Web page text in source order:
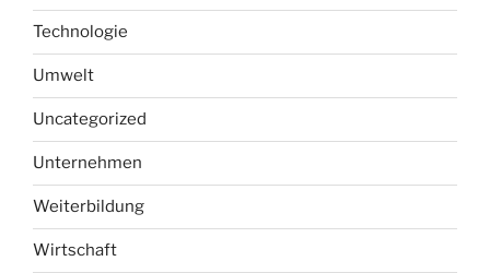
Technologie
Umwelt
Uncategorized
Unternehmen
Weiterbildung
Wirtschaft